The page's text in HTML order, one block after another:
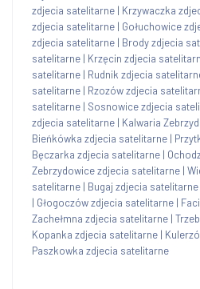
zdjecia satelitarne | Krzywaczka
zdjecia satelitarne | Gołuchowice
zdjecia satelitarne | Brody zdjecia
satelitarne | Krzęcin zdjecia
satelitarne | Rudnik zdjecia
satelitarne | Rzozów zdjecia
satelitarne | Sosnowice zdjecia
zdjecia satelitarne | Kalwaria
Bieńkówka zdjecia satelitarne |
Bęczarka zdjecia satelitarne |
Zebrzydowice zdjecia satelitarne |
satelitarne | Bugaj zdjecia satelitarne
| Głogoczów zdjecia satelitarne |
Zachełmna zdjecia satelitarne |
Kopanka zdjecia satelitarne |
Paszkowka zdjecia satelitarne